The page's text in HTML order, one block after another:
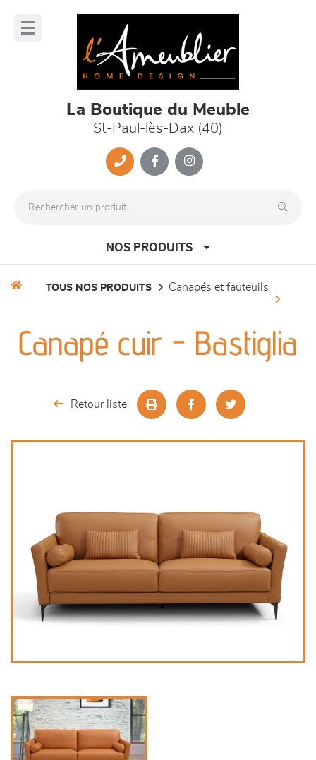
La Boutique du Meuble
St-Paul-lès-Dax (40)
NOS PRODUITS
séjours
meubles de complément
décoration
TOUS NOS PRODUITS canapés et fauteuils
Canapé cuir - Bastiglia
Retour liste